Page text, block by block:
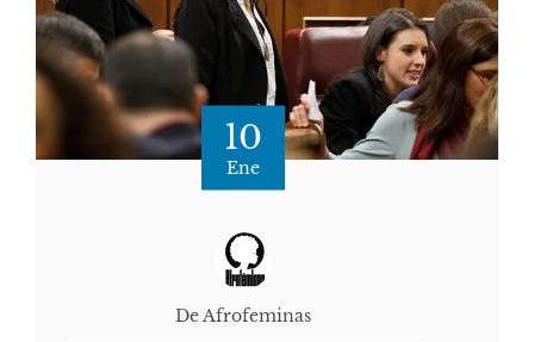
10
Ene
De Afrofeminas